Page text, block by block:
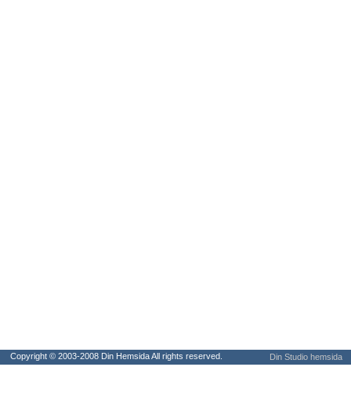
Copyright © 2003-2008 Din Hemsida All rights reserved. Din Studio hemsida